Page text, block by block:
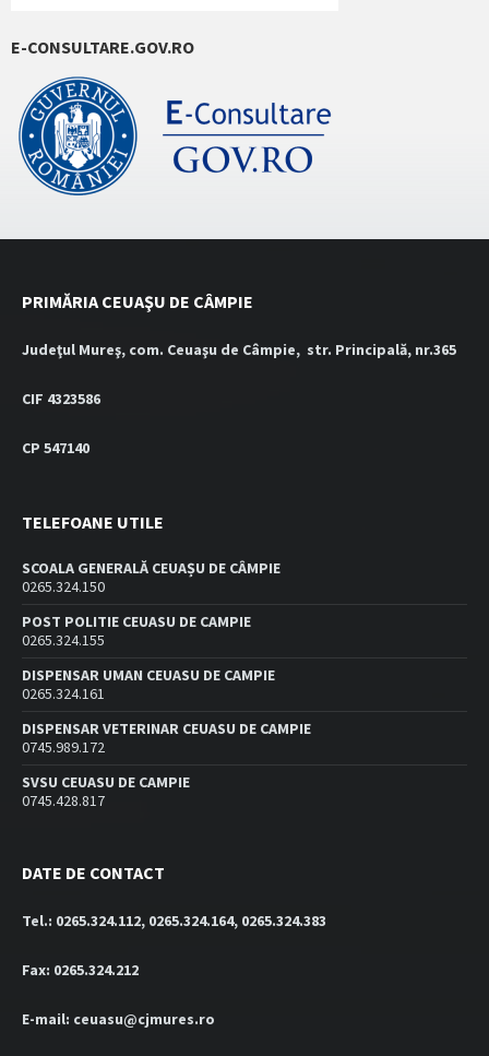
E-CONSULTARE.GOV.RO
PRIMĂRIA CEUAŞU DE CÂMPIE
Judeţul Mureş, com. Ceuaşu de Câmpie, str. Principală, nr.365
CIF 4323586
CP 547140
TELEFOANE UTILE
SCOALA GENERALĂ CEUAȘU DE CÂMPIE
0265.324.150
POST POLITIE CEUASU DE CAMPIE
0265.324.155
DISPENSAR UMAN CEUASU DE CAMPIE
0265.324.161
DISPENSAR VETERINAR CEUASU DE CAMPIE
0745.989.172
SVSU CEUASU DE CAMPIE
0745.428.817
DATE DE CONTACT
Tel.: 0265.324.112, 0265.324.164, 0265.324.383
Fax: 0265.324.212
E-mail: ceuasu@cjmures.ro